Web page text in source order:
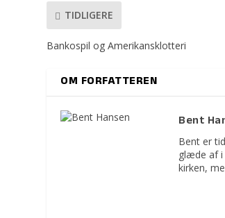
TIDLIGERE
Bankospil og Amerikansklotteri
OM FORFATTEREN
Bent
Bent er
glæde af i
kirken,